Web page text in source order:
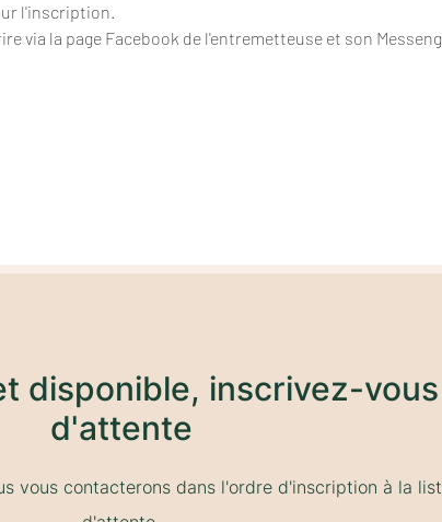
l'inscription.
via la page Facebook de l'entremetteuse et son
disponible, inscrivez-
d'attente
vous contacterons dans l'ordre d'inscription à la